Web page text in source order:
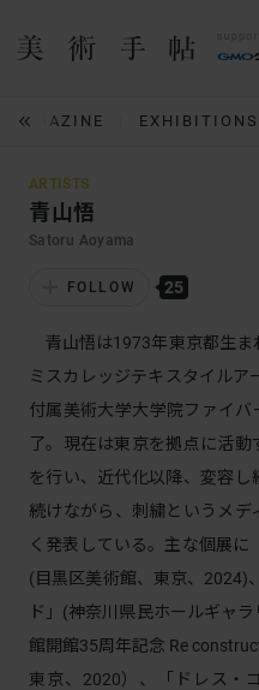
MAGAZINE EXHIBITIONS
ARTISTS
青山悟
Satoru Aoyama
FOLLOW 25
青山悟は1973年東京都生ま
ミスカレッジテキスタイル
付属美術大学大学院ファイ
了。現在は東京を拠点に活
を行い、近代化以降、変容
続けながら、刺繍というメ
く発表している。主な個展に
(目黒区美術館、東京、2024)
ド」(神奈川県民ホールギャ
館開館35周年記念 Re
東京、2020）、「ドレス・